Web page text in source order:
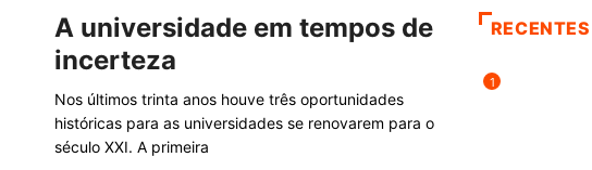
A universidade em tempos de
incerteza
Nos últimos trinta anos houve três oportunidades
históricas para as universidades se renovarem para o
século XXI. A primeira
RECENTES
1